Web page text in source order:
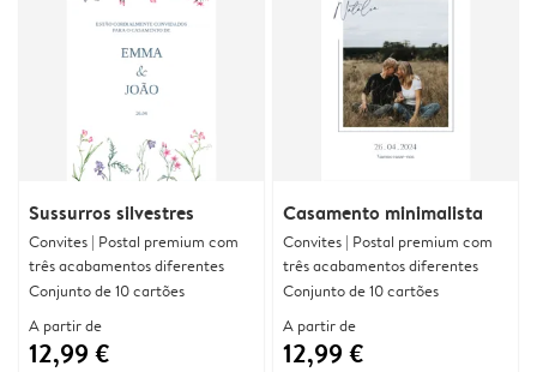
Sussurros silvestres
Convites | Postal premium com
três acabamentos diferentes
Conjunto de 10 cartões
A partir de
12,99 €
Casamento minimalista
Convites | Postal premium com
três acabamentos diferentes
Conjunto de 10 cartões
A partir de
12,99 €